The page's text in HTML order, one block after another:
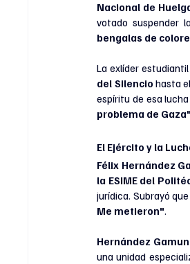
Nacional de
votado suspender
bengalas de
La exlíder
del Silencio hasta
espíritu de esa
problema de
El Ejército y la
Félix Hernández
la ESIME del
jurídica. Subrayó
Me metieron".
Hernández
una unidad